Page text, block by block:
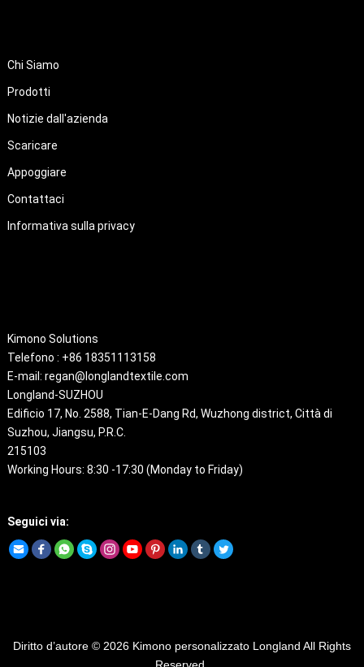
Chi Siamo
Prodotti
Notizie dall'azienda
Scaricare
Appoggiare
Contattaci
Informativa sulla privacy
Kimono Solutions
Telefono : +86 18351113158
E-mail: regan@longlandtextile.com
Longland-SUZHOU
Edificio 17, No. 2588, Tian-E-Dang Rd, Wuzhong district, Città di
Suzhou, Jiangsu, P.R.C.
215103
Working Hours: 8:30 -17:30 (Monday to Friday)
Seguici via:
Diritto d’autore © 2026 Kimono personalizzato Longland All Rights
Reserved